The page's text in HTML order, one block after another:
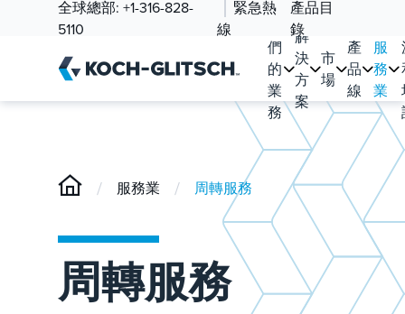
全球總部: +1-316-828-
5110
緊急熱
線
產品目
錄
們
的
業
務
解
決
方
案
市
場
產
品
線
服
務
業
/ 服務業 / 周轉服務
周轉服務